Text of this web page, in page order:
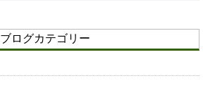
ブログカテゴリー